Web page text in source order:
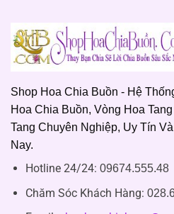
Shop Hoa Chia Buồn - Hệ
Hoa Chia Buồn, Vòng Hoa
Tang Chuyên Nghiệp, Uy Tín
Nay.
Hotline 24/24: 09674.555.48
Chăm Sóc Khách Hàng: